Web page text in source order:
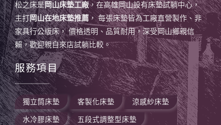
松之床是岡山床墊工廠，在高雄岡山設有床墊試躺中心，
主打岡山在地床墊推薦， 每張床墊皆為工廠直營製作、非
家具行公版床， 價格透明、品質耐用，深受岡山鄉親信
賴，歡迎親自來店試躺比較。
服務項目
獨立筒床墊 客製化床墊
涼感紗床墊
水冷膠床墊
五段式調整型床墊